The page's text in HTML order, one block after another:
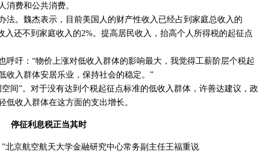
消费和公共消费。
。魏杰表示，目前美国人的财产性收入已经占到家庭总收入的
入还不到家庭收入的2%。提高居民收入，抬高个人所得税的起征点
吁：“物价上涨对低收入群体的影响最大，我觉得工薪阶层个税起
收入群体安居乐业，保持社会的稳定。”
”。对于没有达到个税起征点标准的低收入群体，许善达建议，政
收入群体在这方面的支出增长。
停征利息税正当其时
京航空航天大学金融研究中心常务副主任王福重说